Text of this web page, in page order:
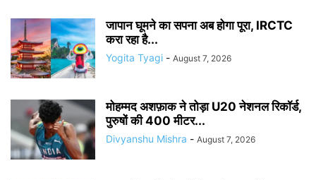
जापान घूमने का सपना अब होगा पूरा, IRCTC
करा रहा है...
Yogita Tyagi - August 7, 2026
मोहम्मद अशफ़ाक ने तोड़ा U20 नेशनल रिकॉर्ड,
पुरुषों की 400 मीटर...
Divyanshu Mishra - August 7, 2026